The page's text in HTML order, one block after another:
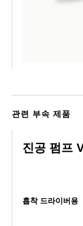
관련 부속 제품
진공 펌프
흡착 드라이버용